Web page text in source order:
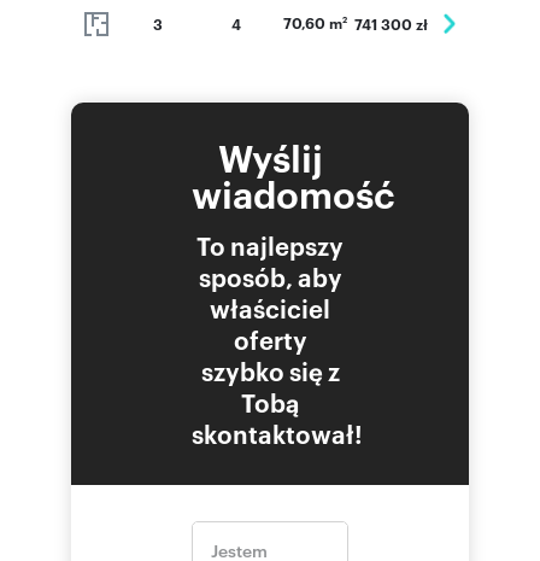
3 4 70,60 m2 741 300 zł
Wyślij
wiadomość
To najlepszy
sposób, aby
właściciel
oferty
szybko się z
Tobą
skontaktował!